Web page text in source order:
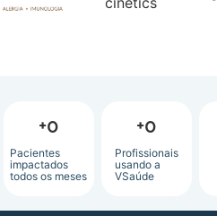
Pacientes
impactados
todos os meses
+0
Profissionais
usando a
VSaúde
+0